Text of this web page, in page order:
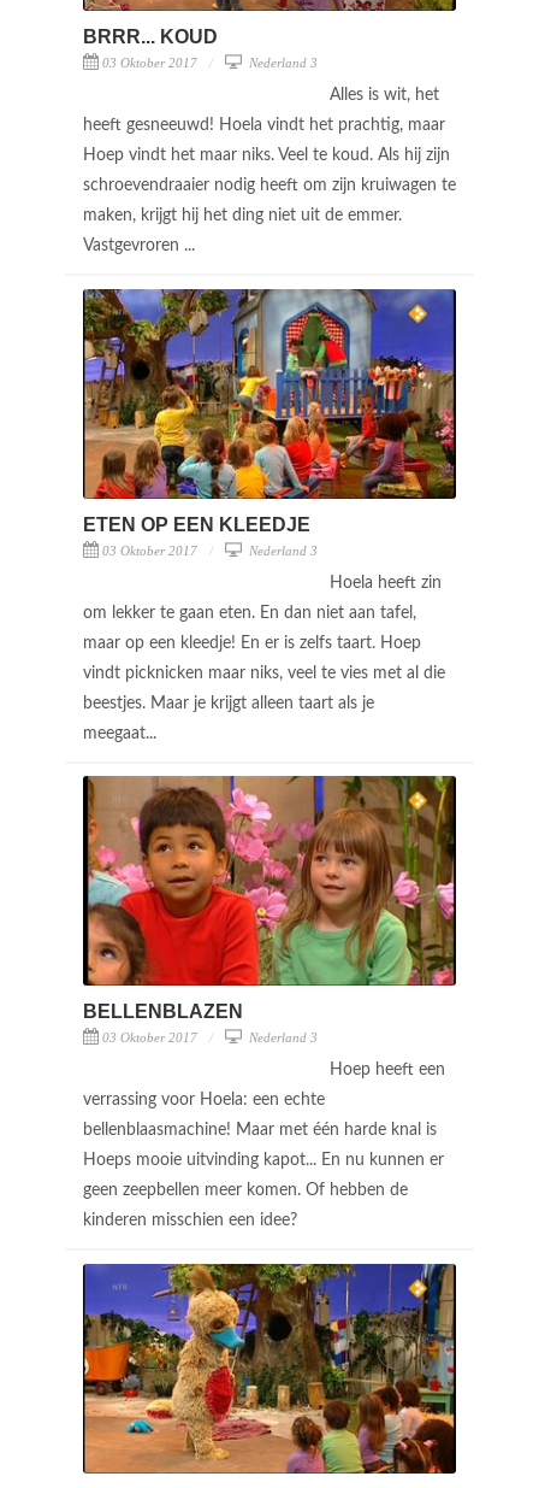
BRRR... KOUD
03 Oktober 2017 Nederland 3
Alles is wit, het
heeft gesneeuwd! Hoela vindt het prachtig, maar
Hoep vindt het maar niks. Veel te koud. Als hij zijn
schroevendraaier nodig heeft om zijn kruiwagen te
maken, krijgt hij het ding niet uit de emmer.
Vastgevroren ...
ETEN OP EEN KLEEDJE
03 Oktober 2017 Nederland 3
Hoela heeft zin
om lekker te gaan eten. En dan niet aan tafel,
maar op een kleedje! En er is zelfs taart. Hoep
vindt picknicken maar niks, veel te vies met al die
beestjes. Maar je krijgt alleen taart als je
meegaat...
BELLENBLAZEN
03 Oktober 2017 Nederland 3
Hoep heeft een
verrassing voor Hoela: een echte
bellenblaasmachine! Maar met één harde knal is
Hoeps mooie uitvinding kapot... En nu kunnen er
geen zeepbellen meer komen. Of hebben de
kinderen misschien een idee?